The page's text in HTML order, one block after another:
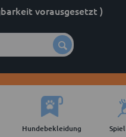
vorausgesetzt )
Hundebekleidung